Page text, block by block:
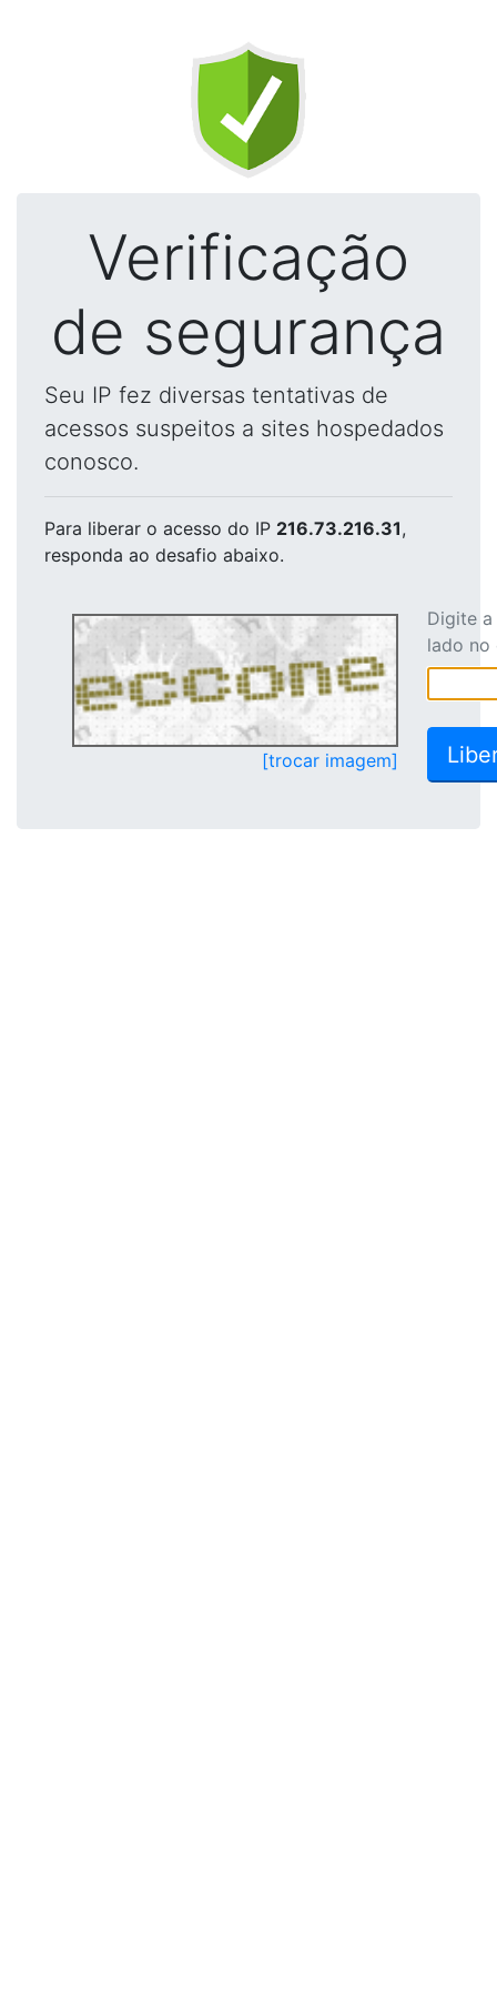
Verificação
de segurança
Seu IP fez diversas tentativas de
acessos suspeitos a sites hospedados
conosco.
Para liberar o acesso do IP 216.73.216.31,
responda ao desafio abaixo.
[trocar imagem]
Digite
lado no